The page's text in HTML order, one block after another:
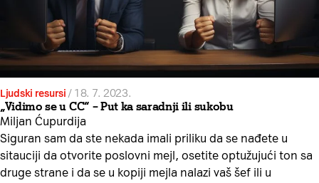
Ljudski resursi / 18. 7. 2023.
„Vidimo se u CC“ – Put ka saradnji ili sukobu
Miljan Ćupurdija
Siguran sam da ste nekada imali priliku da se nađete u
sitauciji da otvorite poslovni mejl, osetite optužujući ton sa
druge strane i da se u kopiji mejla nalazi vaš šef ili u